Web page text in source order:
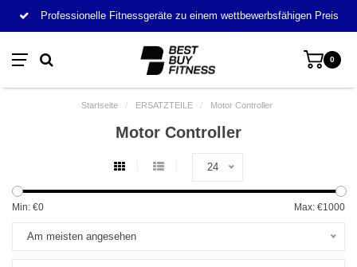
Professionelle Fitnessgeräte zu einem wettbewerbsfähigen Preis
0
Startseite / ERSATZTEILE / Motor Controller
Motor Controller
24
Min: €0 Max: €1000
Am meisten angesehen